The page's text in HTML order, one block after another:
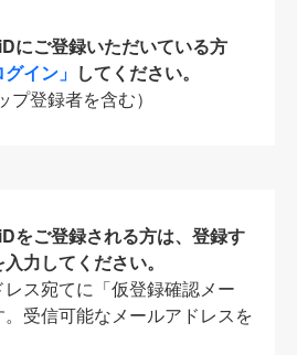
にご登録いただいている方
グイン」 してください。
プ登録者を含む）
をご登録される方は、登録す
力してください。
ス宛てに「仮登録確認メー
受信可能なメールアドレスを